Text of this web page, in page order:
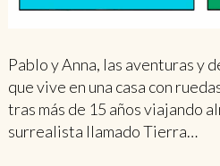
Pablo y Anna, las aventuras y
que vive en una casa con
tras más de 15 años viajando
surrealista llamado Tierra…